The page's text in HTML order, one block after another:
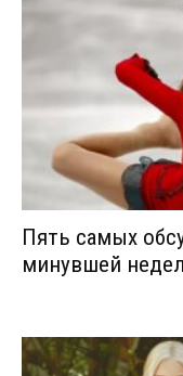
Пять самых
минувшей